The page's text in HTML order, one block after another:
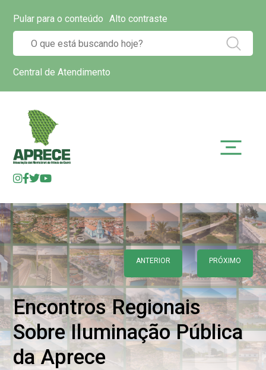
Pular para o conteúdo Alto contraste
Central de Atendimento
ANTERIOR PRÓXIMO
Encontros Regionais
Sobre Iluminação Pública
da Aprece